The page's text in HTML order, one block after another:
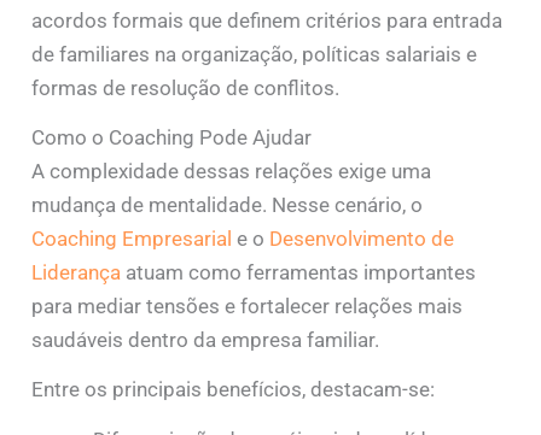
acordos formais que definem critérios para entrada
de familiares na organização, políticas salariais e
formas de resolução de conflitos.
Como o Coaching Pode Ajudar
A complexidade dessas relações exige uma
mudança de mentalidade. Nesse cenário, o
Coaching Empresarial e o Desenvolvimento de
Liderança atuam como ferramentas importantes
para mediar tensões e fortalecer relações mais
saudáveis dentro da empresa familiar.
Entre os principais benefícios, destacam-se: